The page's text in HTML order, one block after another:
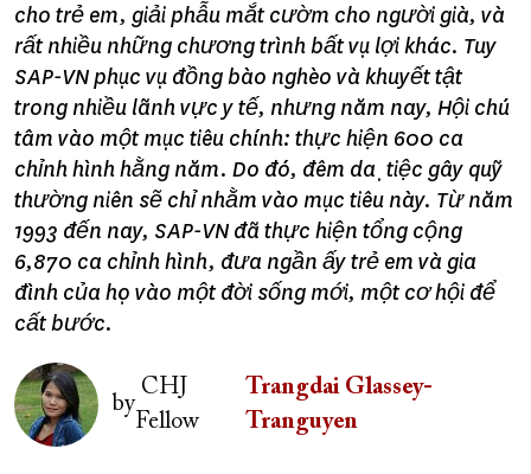
cho trẻ em, giải phẫu mắt cườm cho người già, và
rất nhiều những chương trình bất vụ lợi khác. Tuy
SAP-VN phục vụ đồng bào nghèo và khuyết tật
trong nhiều lãnh vực y tế, nhưng năm nay, Hội chú
tâm vào một mục tiêu chính: thực hiện 600 ca
chỉnh hình hằng năm. Do đó, đêm dạ tiệc gây quỹ
thường niên sẽ chỉ nhằm vào mục tiêu này. Từ năm
1993 đến nay, SAP-VN đã thực hiện tổng cộng
6,870 ca chỉnh hình, đưa ngần ấy trẻ em và gia
đình của họ vào một đời sống mới, một cơ hội để
cất bước.
Image
by
CHJ
Fellow
Trangdai Glassey-
Tranguyen